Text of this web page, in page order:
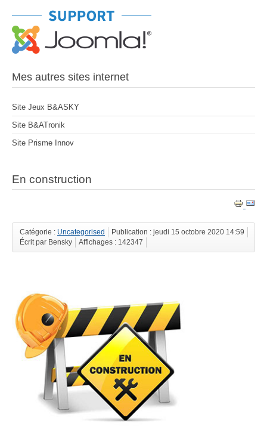
Mes autres sites internet
Site Jeux B&ASKY
Site B&ATronik
Site Prisme Innov
En construction
Catégorie : Uncategorised
Publication : jeudi 15 octobre 2020 14:59
Écrit par Bensky
Affichages : 142347